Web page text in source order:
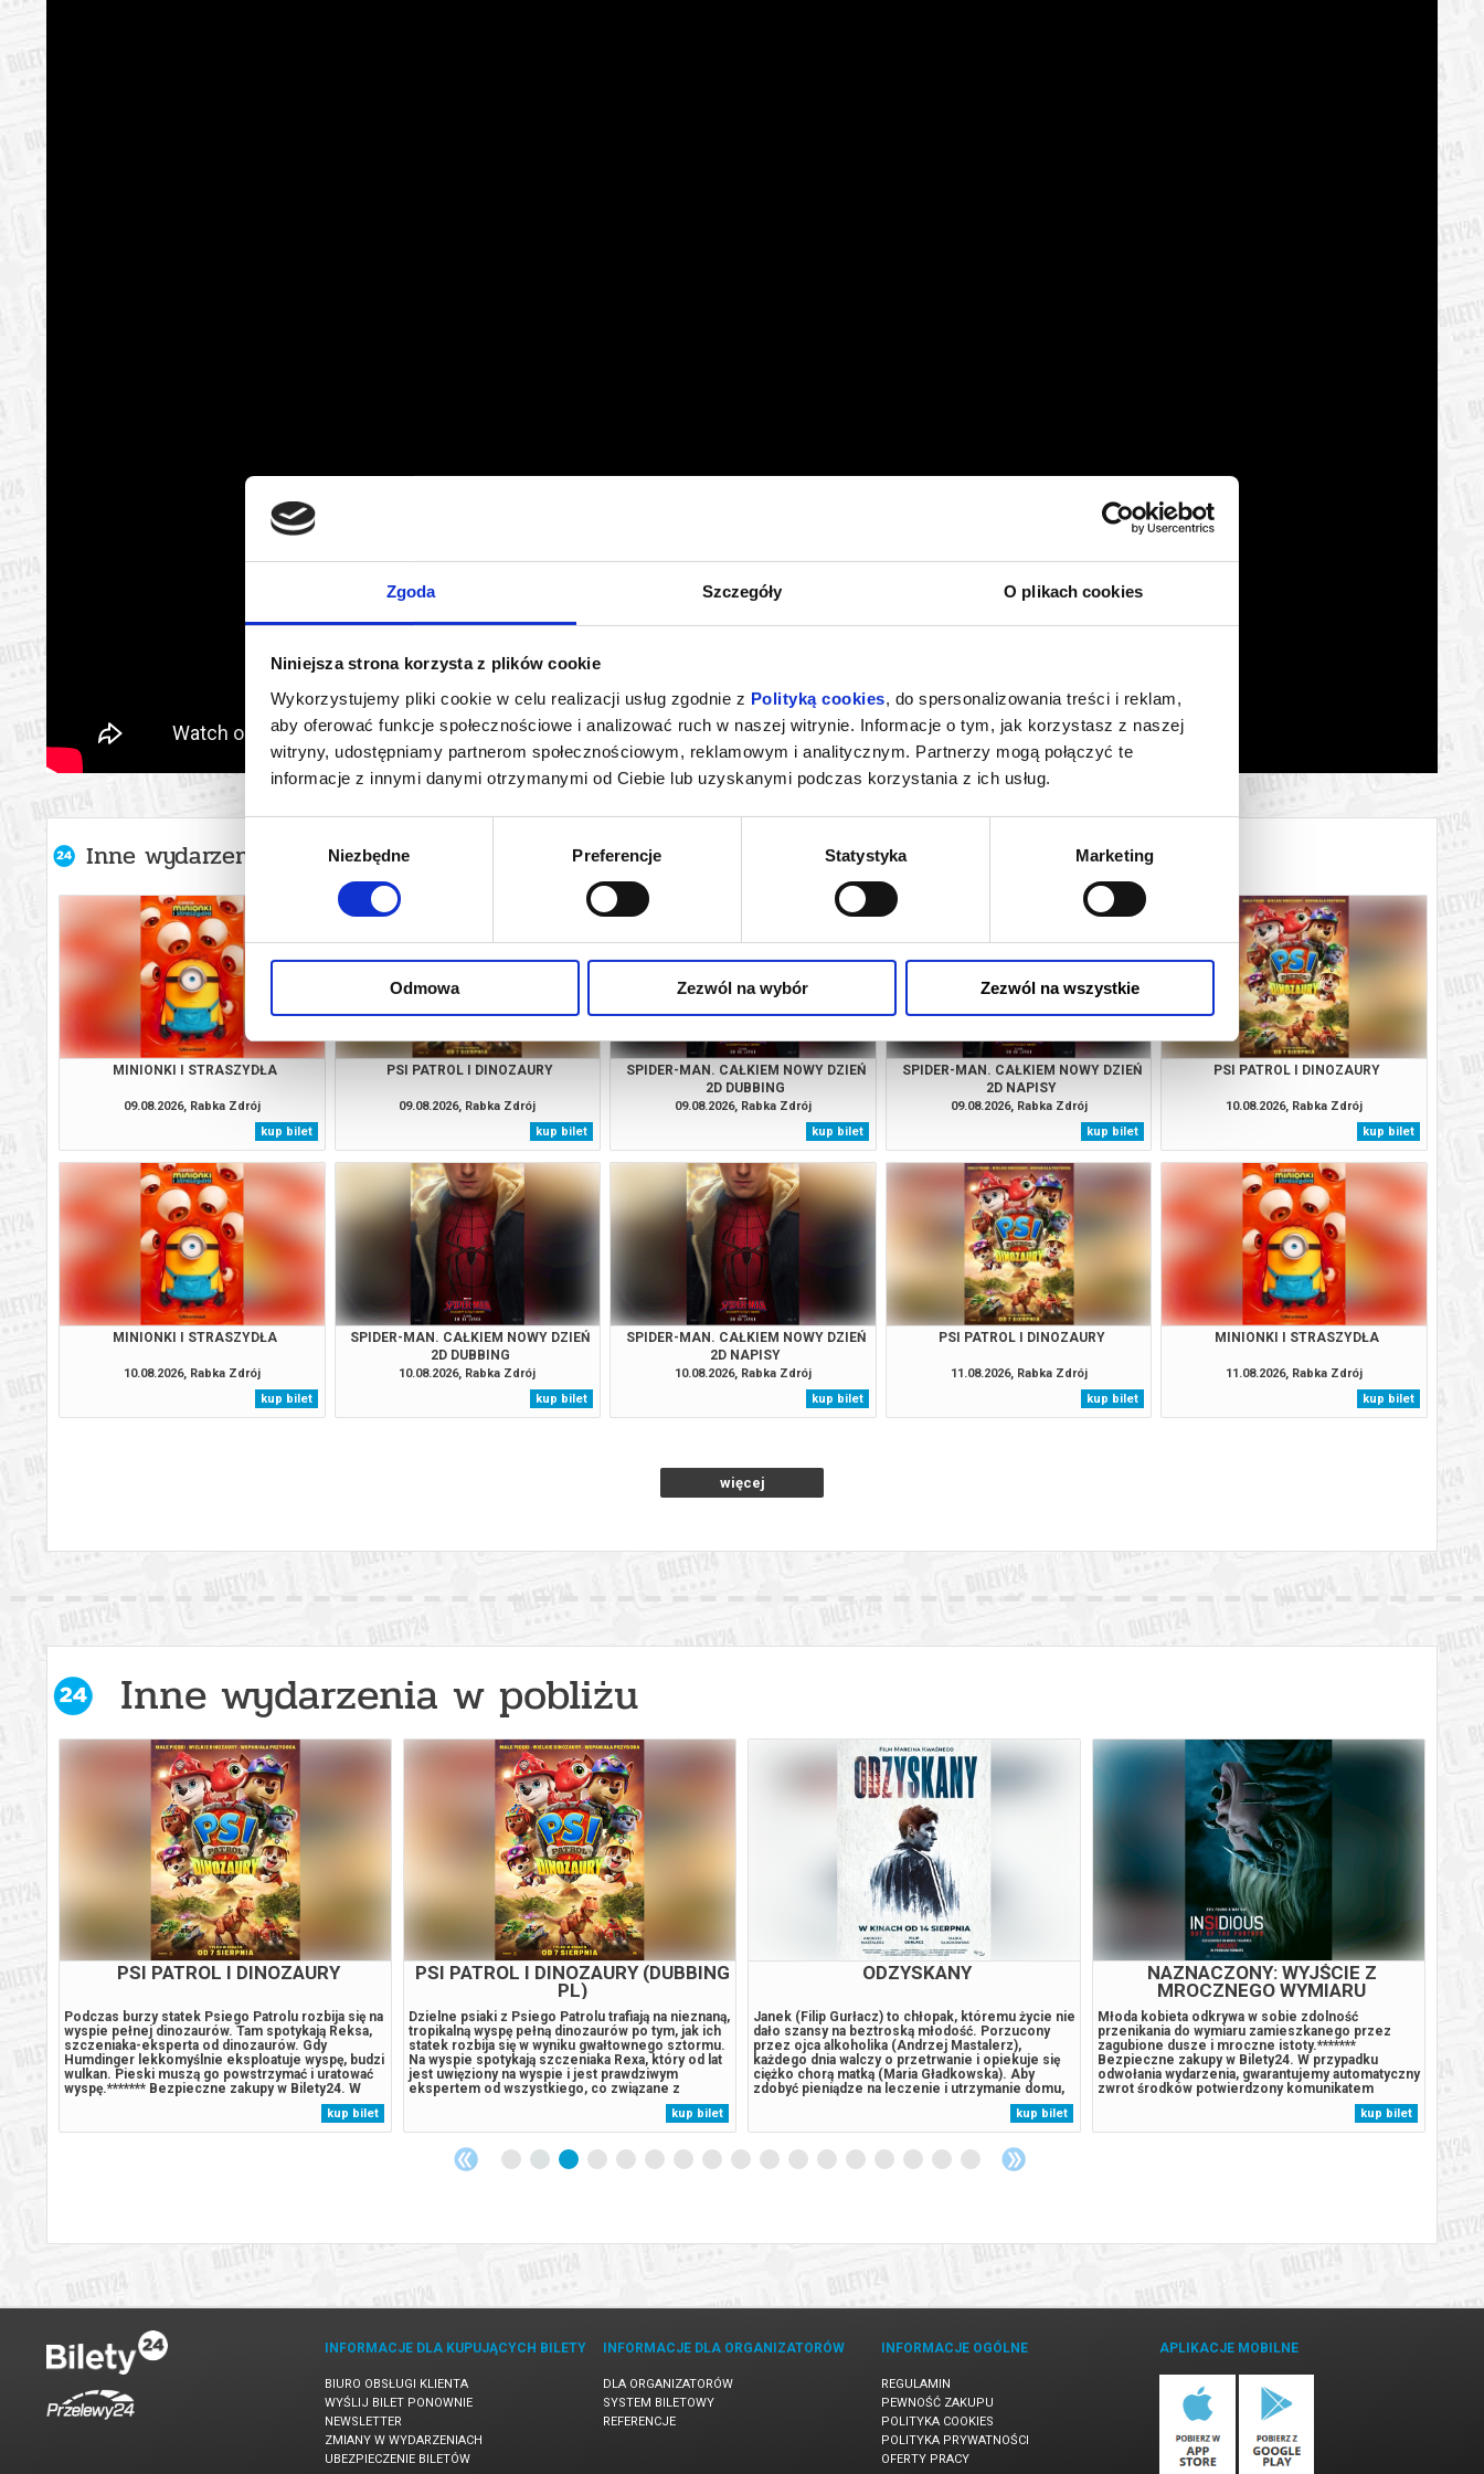
Zgoda Szczegóły O plikach cookies
Niniejsza strona korzysta z plików cookie
Wykorzystujemy pliki cookie w celu realizacji usług zgodnie z Polityką cookies, do spersonalizowania treści i reklam,
aby oferować funkcje społecznościowe i analizować ruch w naszej witrynie. Informacje o tym, jak korzystasz z naszej
witryny, udostępniamy partnerom społecznościowym, reklamowym i analitycznym. Partnerzy mogą połączyć te
informacje z innymi danymi otrzymanymi od Ciebie lub uzyskanymi podczas korzystania z ich usług.
zgody
Niezbędne Preferencje Statystyka Marketing
Odmowa Zezwól na wybór Zezwól na wszystkie
Inne wydarzenia organizatora
MINIONKI I STRASZYDŁA
09.08.2026, Rabka Zdrój
kup bilet
PSI PATROL I DINOZAURY
09.08.2026, Rabka Zdrój
kup bilet
SPIDER-MAN. CAŁKIEM NOWY DZIEŃ
2D DUBBING
09.08.2026, Rabka Zdrój
kup bilet
SPIDER-MAN. CAŁKIEM NOWY DZIEŃ
2D NAPISY
09.08.2026, Rabka Zdrój
kup bilet
PSI PATROL I DINOZAURY
10.08.2026, Rabka Zdrój
kup bilet
MINIONKI I STRASZYDŁA
10.08.2026, Rabka Zdrój
kup bilet
SPIDER-MAN. CAŁKIEM NOWY DZIEŃ
2D DUBBING
10.08.2026, Rabka Zdrój
kup bilet
SPIDER-MAN. CAŁKIEM NOWY DZIEŃ
2D NAPISY
10.08.2026, Rabka Zdrój
kup bilet
PSI PATROL I DINOZAURY
11.08.2026, Rabka Zdrój
kup bilet
MINIONKI I STRASZYDŁA
11.08.2026, Rabka Zdrój
kup bilet
więcej
Inne wydarzenia w pobliżu
PSI PATROL I DINOZAURY
Podczas burzy statek Psiego Patrolu rozbija się na
wyspie pełnej dinozaurów. Tam spotykają Reksa,
szczeniaka-eksperta od dinozaurów. Gdy
Humdinger lekkomyślnie eksploatuje wyspę, budzi
wulkan. Pieski muszą go powstrzymać i uratować
wyspę.******* Bezpieczne zakupy w Bilety24. W
przypadku odwołania wydarzenia, gwarantujemy
automatyczny zwrot środków potwierdzony
komunikatem wysyłanym na adres...
kup bilet
PSI PATROL I DINOZAURY (DUBBING
PL)
Dzielne psiaki z Psiego Patrolu trafiają na nieznaną,
tropikalną wyspę pełną dinozaurów po tym, jak ich
statek rozbija się w wyniku gwałtownego sztormu.
Na wyspie spotykają szczeniaka Rexa, który od lat
jest uwięziony na wyspie i jest prawdziwym
ekspertem od wszystkiego, co związane z
pradawnymi gadami. Sytuacja wymyka się spod
kontroli, gdy odwieczny rywal piesków, burmistrz
Humdinger, zaczyna pozyskiwać...
kup bilet
ODZYSKANY
Janek (Filip Gurłacz) to chłopak, któremu życie nie
dało szansy na beztroską młodość. Porzucony
przez ojca alkoholika (Andrzej Mastalerz),
każdego dnia walczy o przetrwanie i opiekuje się
ciężko chorą matką (Maria Gładkowska). Aby
zdobyć pieniądze na leczenie i utrzymanie domu,
podejmuje coraz bardziej ryzykowne decyzje,
wpadając w spiralę problemów, z której coraz
trudniej się wydostać. Gdy nad jego...
kup bilet
NAZNACZONY: WYJŚCIE Z
MROCZNEGO WYMIARU
Młoda kobieta odkrywa w sobie zdolność
przenikania do wymiaru zamieszkanego przez
zagubione dusze i mroczne istoty.*******
Bezpieczne zakupy w Bilety24. W przypadku
odwołania wydarzenia, gwarantujemy automatyczny
zwrot środków potwierdzony komunikatem
wysyłanym na adres e-mail, podany podczas
kup bilet
INFORMACJE DLA KUPUJĄCYCH BILETY
BIURO OBSŁUGI KLIENTA
WYŚLIJ BILET PONOWNIE
NEWSLETTER
ZMIANY W WYDARZENIACH
UBEZPIECZENIE BILETÓW
INFORMACJE DLA ORGANIZATORÓW
DLA ORGANIZATORÓW
SYSTEM BILETOWY
REFERENCJE
INFORMACJE OGÓLNE
REGULAMIN
PEWNOŚĆ ZAKUPU
POLITYKA COOKIES
POLITYKA PRYWATNOŚCI
OFERTY PRACY
APLIKACJE MOBILNE